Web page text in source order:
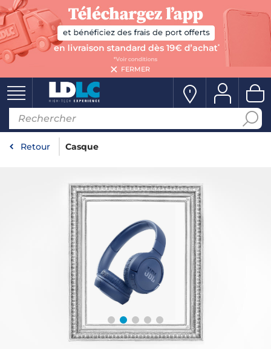
FERMER
Retour Casque